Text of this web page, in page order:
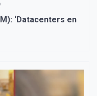
‘Datacenters en